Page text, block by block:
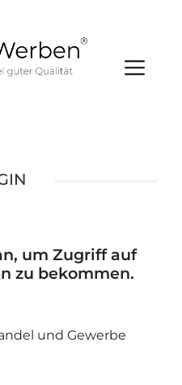
um Zugriff auf
zu bekommen.
und Gewerbe